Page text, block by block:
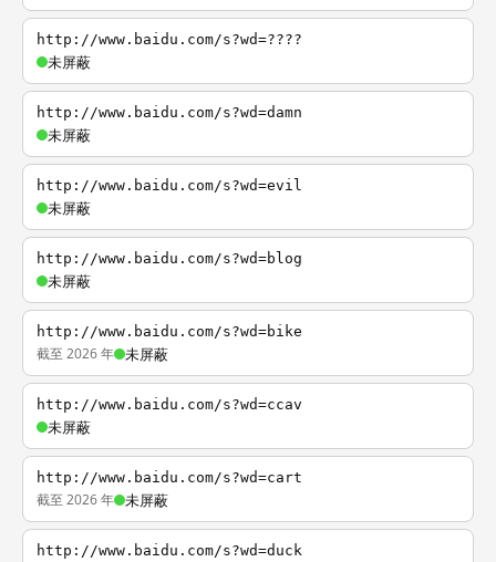
http://www.baidu.com/s?wd=????
未屏蔽
http://www.baidu.com/s?wd=damn
未屏蔽
http://www.baidu.com/s?wd=evil
未屏蔽
http://www.baidu.com/s?wd=blog
未屏蔽
http://www.baidu.com/s?wd=bike
截至 2026 年 未屏蔽
http://www.baidu.com/s?wd=ccav
未屏蔽
http://www.baidu.com/s?wd=cart
截至 2026 年 未屏蔽
http://www.baidu.com/s?wd=duck